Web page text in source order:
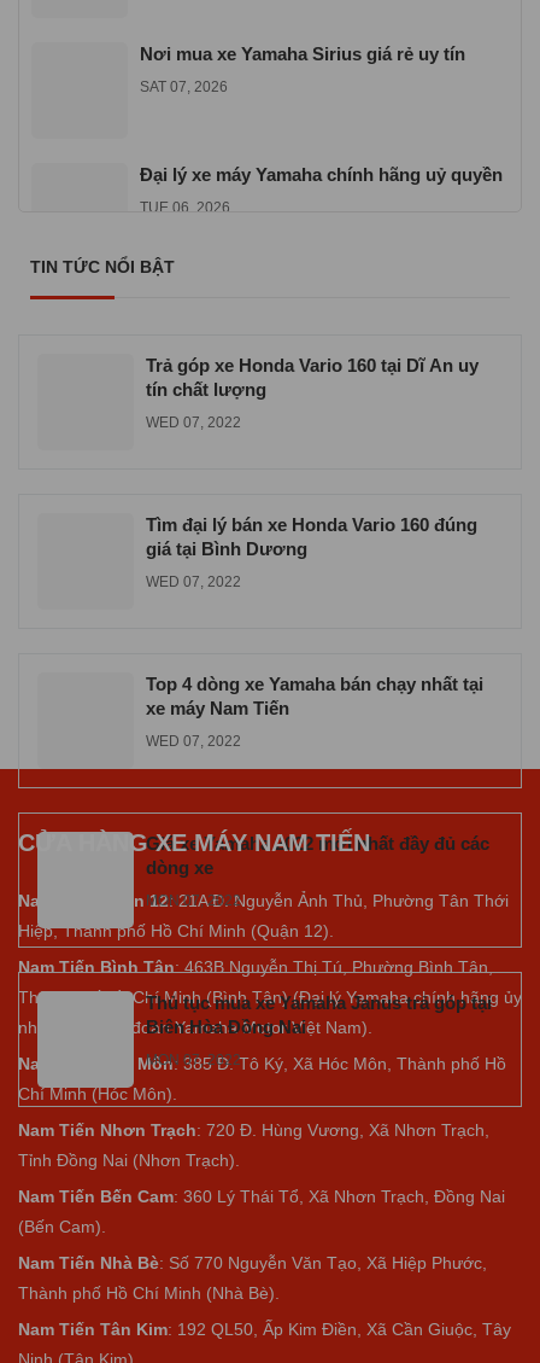
Nơi mua xe Yamaha Sirius giá rẻ uy tín
SAT 07, 2026
Đại lý xe máy Yamaha chính hãng uỷ quyền
TUE 06, 2026
TIN TỨC NỔI BẬT
Trả góp xe Honda Vario 160 tại Dĩ An uy
tín chất lượng
WED 07, 2022
Tìm đại lý bán xe Honda Vario 160 đúng
giá tại Bình Dương
WED 07, 2022
Top 4 dòng xe Yamaha bán chạy nhất tại
xe máy Nam Tiến
WED 07, 2022
Giá xe Yamaha 2022 mới nhất đầy đủ các
dòng xe
MON 07, 2022
Thủ tục mua xe Yamaha Janus trả góp tại
Biên Hòa Đồng Nai
MON 07, 2022
CỬA HÀNG XE MÁY NAM TIẾN
Nam Tiến Quận 12: 21A Đ. Nguyễn Ảnh Thủ, Phường Tân Thới
Hiệp, Thành phố Hồ Chí Minh (Quận 12).
Nam Tiến Bình Tân: 463B Nguyễn Thị Tú, Phường Bình Tân,
Thành phố Hồ Chí Minh (Bình Tân) (Đại lý Yamaha chính hãng ủy
nhiệm của tập đoàn Yamaha Motor Việt Nam).
Nam Tiến Hóc Môn: 385 Đ. Tô Ký, Xã Hóc Môn, Thành phố Hồ
Chí Minh (Hóc Môn).
Nam Tiến Nhơn Trạch: 720 Đ. Hùng Vương, Xã Nhơn Trạch,
Tỉnh Đồng Nai (Nhơn Trạch).
Nam Tiến Bến Cam: 360 Lý Thái Tổ, Xã Nhơn Trạch, Đồng Nai
(Bến Cam).
Nam Tiến Nhà Bè: Số 770 Nguyễn Văn Tạo, Xã Hiệp Phước,
Thành phố Hồ Chí Minh (Nhà Bè).
Nam Tiến Tân Kim: 192 QL50, Ấp Kim Điền, Xã Cần Giuộc, Tây
Ninh (Tân Kim).